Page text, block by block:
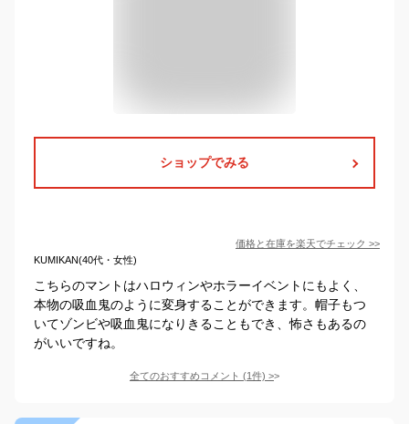
ショップでみる
価格と在庫を楽天でチェック >>
KUMIKAN(40代・女性)
こちらのマントはハロウィンやホラーイベントにもよく、
本物の吸血鬼のように変身することができます。帽子もつ
いてゾンビや吸血鬼になりきることもでき、怖さもあるの
がいいですね。
全てのおすすめコメント (1件) >